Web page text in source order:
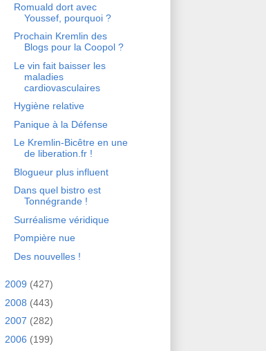
Romuald dort avec
Youssef, pourquoi ?
Prochain Kremlin des
Blogs pour la Coopol ?
Le vin fait baisser les
maladies
cardiovasculaires
Hygiène relative
Panique à la Défense
Le Kremlin-Bicêtre en une
de liberation.fr !
Blogueur plus influent
Dans quel bistro est
Tonnégrande !
Surréalisme véridique
Pompière nue
Des nouvelles !
2009 (427)
2008 (443)
2007 (282)
2006 (199)